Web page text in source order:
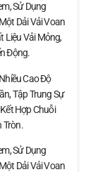
Sử Dụng
Dải Vải Voan
Liệu Vải Mỏng,
Động.
Cao Độ
Tập Trung Sự
Hợp Chuỗi
Tròn.
Sử Dụng
Dải Vải Voan